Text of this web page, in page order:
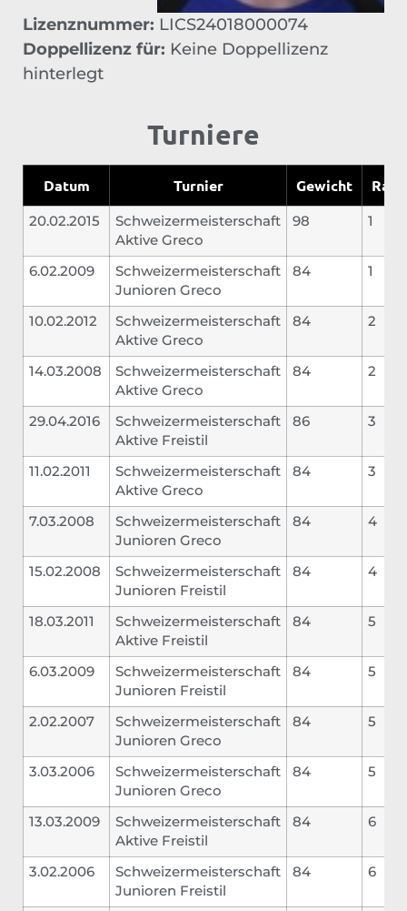
Lizenznummer: LICS24018000074
Doppellizenz für: Keine Doppellizenz
hinterlegt
Turniere
Datum Turnier Gewicht Rang
20.02.2015
Schweizermeisterschaft
Aktive Greco
98 1
6.02.2009
Schweizermeisterschaft
Junioren Greco
84 1
10.02.2012
Schweizermeisterschaft
Aktive Greco
84 2
14.03.2008
Schweizermeisterschaft
Aktive Greco
84 2
29.04.2016
Schweizermeisterschaft
Aktive Freistil
86 3
11.02.2011
Schweizermeisterschaft
Aktive Greco
84 3
7.03.2008
Schweizermeisterschaft
Junioren Greco
84 4
15.02.2008
Schweizermeisterschaft
Junioren Freistil
84 4
18.03.2011
Schweizermeisterschaft
Aktive Freistil
84 5
6.03.2009
Schweizermeisterschaft
Junioren Freistil
84 5
2.02.2007
Schweizermeisterschaft
Junioren Greco
84 5
3.03.2006
Schweizermeisterschaft
Junioren Greco
84 5
13.03.2009
Schweizermeisterschaft
Aktive Freistil
84 6
3.02.2006
Schweizermeisterschaft
Junioren Freistil
84 6